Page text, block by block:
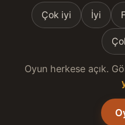
Çok iyi İyi
Oyun herkese açık.